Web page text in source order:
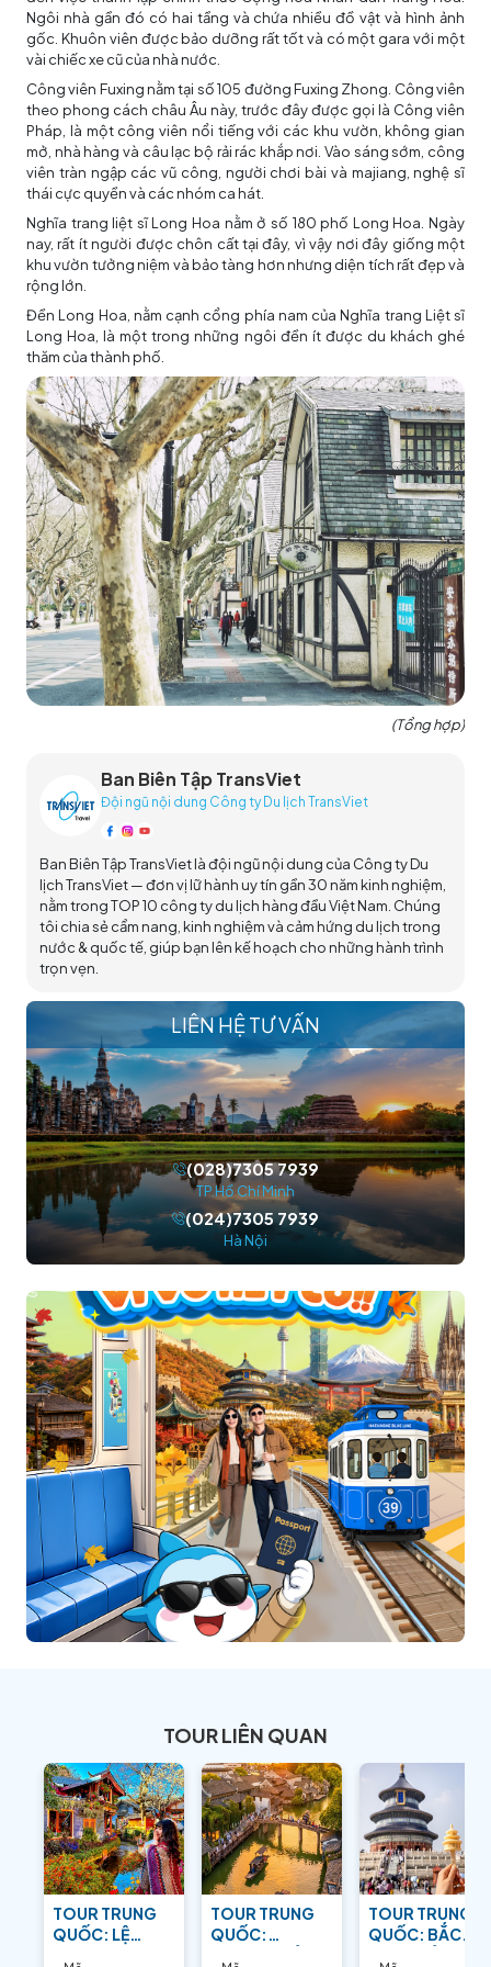
Ngôi nhà gần đó có hai tầng và chứa nhiều đồ vật và hình ảnh
gốc. Khuôn viên được bảo dưỡng rất tốt và có một gara với một
vài chiếc xe cũ của nhà nước.
Công viên Fuxing nằm tại số 105 đường Fuxing Zhong. Công viên
theo phong cách châu Âu này, trước đây được gọi là Công viên
Pháp, là một công viên nổi tiếng với các khu vườn, không gian
mở, nhà hàng và câu lạc bộ rải rác khắp nơi. Vào sáng sớm, công
viên tràn ngập các vũ công, người chơi bài và majiang, nghệ sĩ
thái cực quyền và các nhóm ca hát.
Nghĩa trang liệt sĩ Long Hoa nằm ở số 180 phố Long Hoa. Ngày
nay, rất ít người được chôn cất tại đây, vì vậy nơi đây giống một
khu vườn tưởng niệm và bảo tàng hơn nhưng diện tích rất đẹp và
rộng lớn.
Đền Long Hoa, nằm cạnh cổng phía nam của Nghĩa trang Liệt sĩ
Long Hoa, là một trong những ngôi đền ít được du khách ghé
thăm của thành phố.
(Tổng hợp)
Ban Biên Tập TransViet
Đội ngũ nội dung Công ty Du lịch TransViet
Ban Biên Tập TransViet là đội ngũ nội dung của Công ty Du
lịch TransViet — đơn vị lữ hành uy tín gần 30 năm kinh nghiệm,
nằm trong TOP 10 công ty du lịch hàng đầu Việt Nam. Chúng
tôi chia sẻ cẩm nang, kinh nghiệm và cảm hứng du lịch trong
nước & quốc tế, giúp bạn lên kế hoạch cho những hành trình
trọn vẹn.
LIÊN HỆ TƯ VẤN
(028)7305 7939
TP.Hồ Chí Minh
(024)7305 7939
Hà Nội
TOUR LIÊN QUAN
TOUR TRUNG
QUỐC: LỆ
TOUR TRUNG
QUỐC:
TOUR TRUNG
QUỐC: BẮC